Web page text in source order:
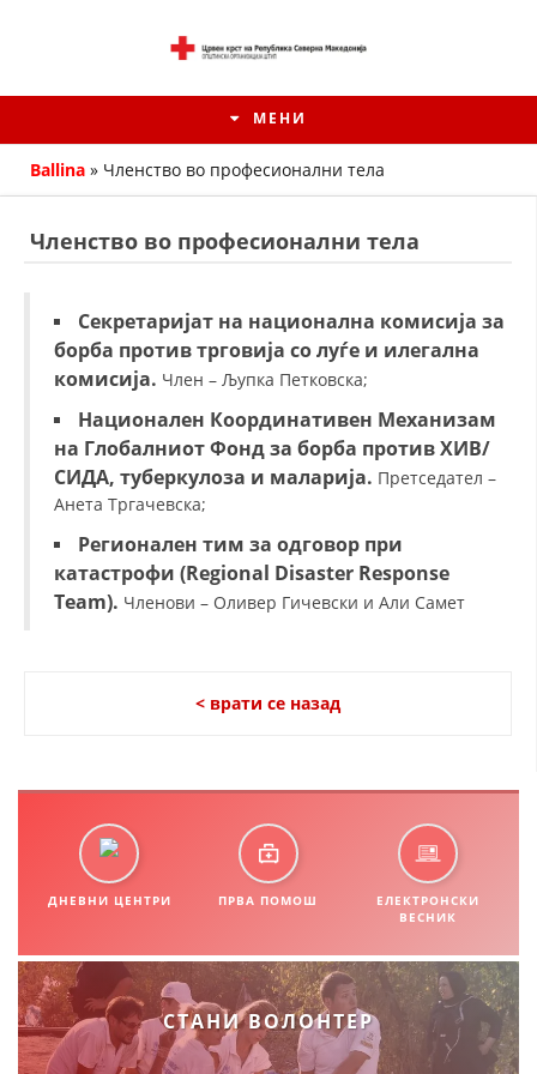
МЕНИ
ИСТОРИЈАТ НА ЦКРМ
СТРУКТУРА НА ОРГАНИЗАЦИЈАТА
КОНТАКТ ИНФОРМАЦИИ
РАКОВОДЕН ОДБОР
СОБРАНИЕ
СТРУКТУРА И ОРГАНИЗАЦИОНА ПОСТАВЕНОСТ
Ballina » Членство во професионални тела
Членство во професионални тела
Секретаријат на национална комисија за
борба против трговија со луѓе и илегална
комисија. Член – Љупка Петковска;
Национален Координативен Механизам
на Глобалниот Фонд за борба против ХИВ/
СИДА, туберкулоза и маларија. Претседател –
Анета Тргачевска;
Регионален тим за одговор при
катастрофи (Regional Disaster Response
Team). Членови – Оливер Гичевски и Али Самет
< врати се назад
ДНЕВНИ ЦЕНТРИ ПРВА ПОМОШ
ЕЛЕКТРОНСКИ
ВЕСНИК
СТАНИ ВОЛОНТЕР